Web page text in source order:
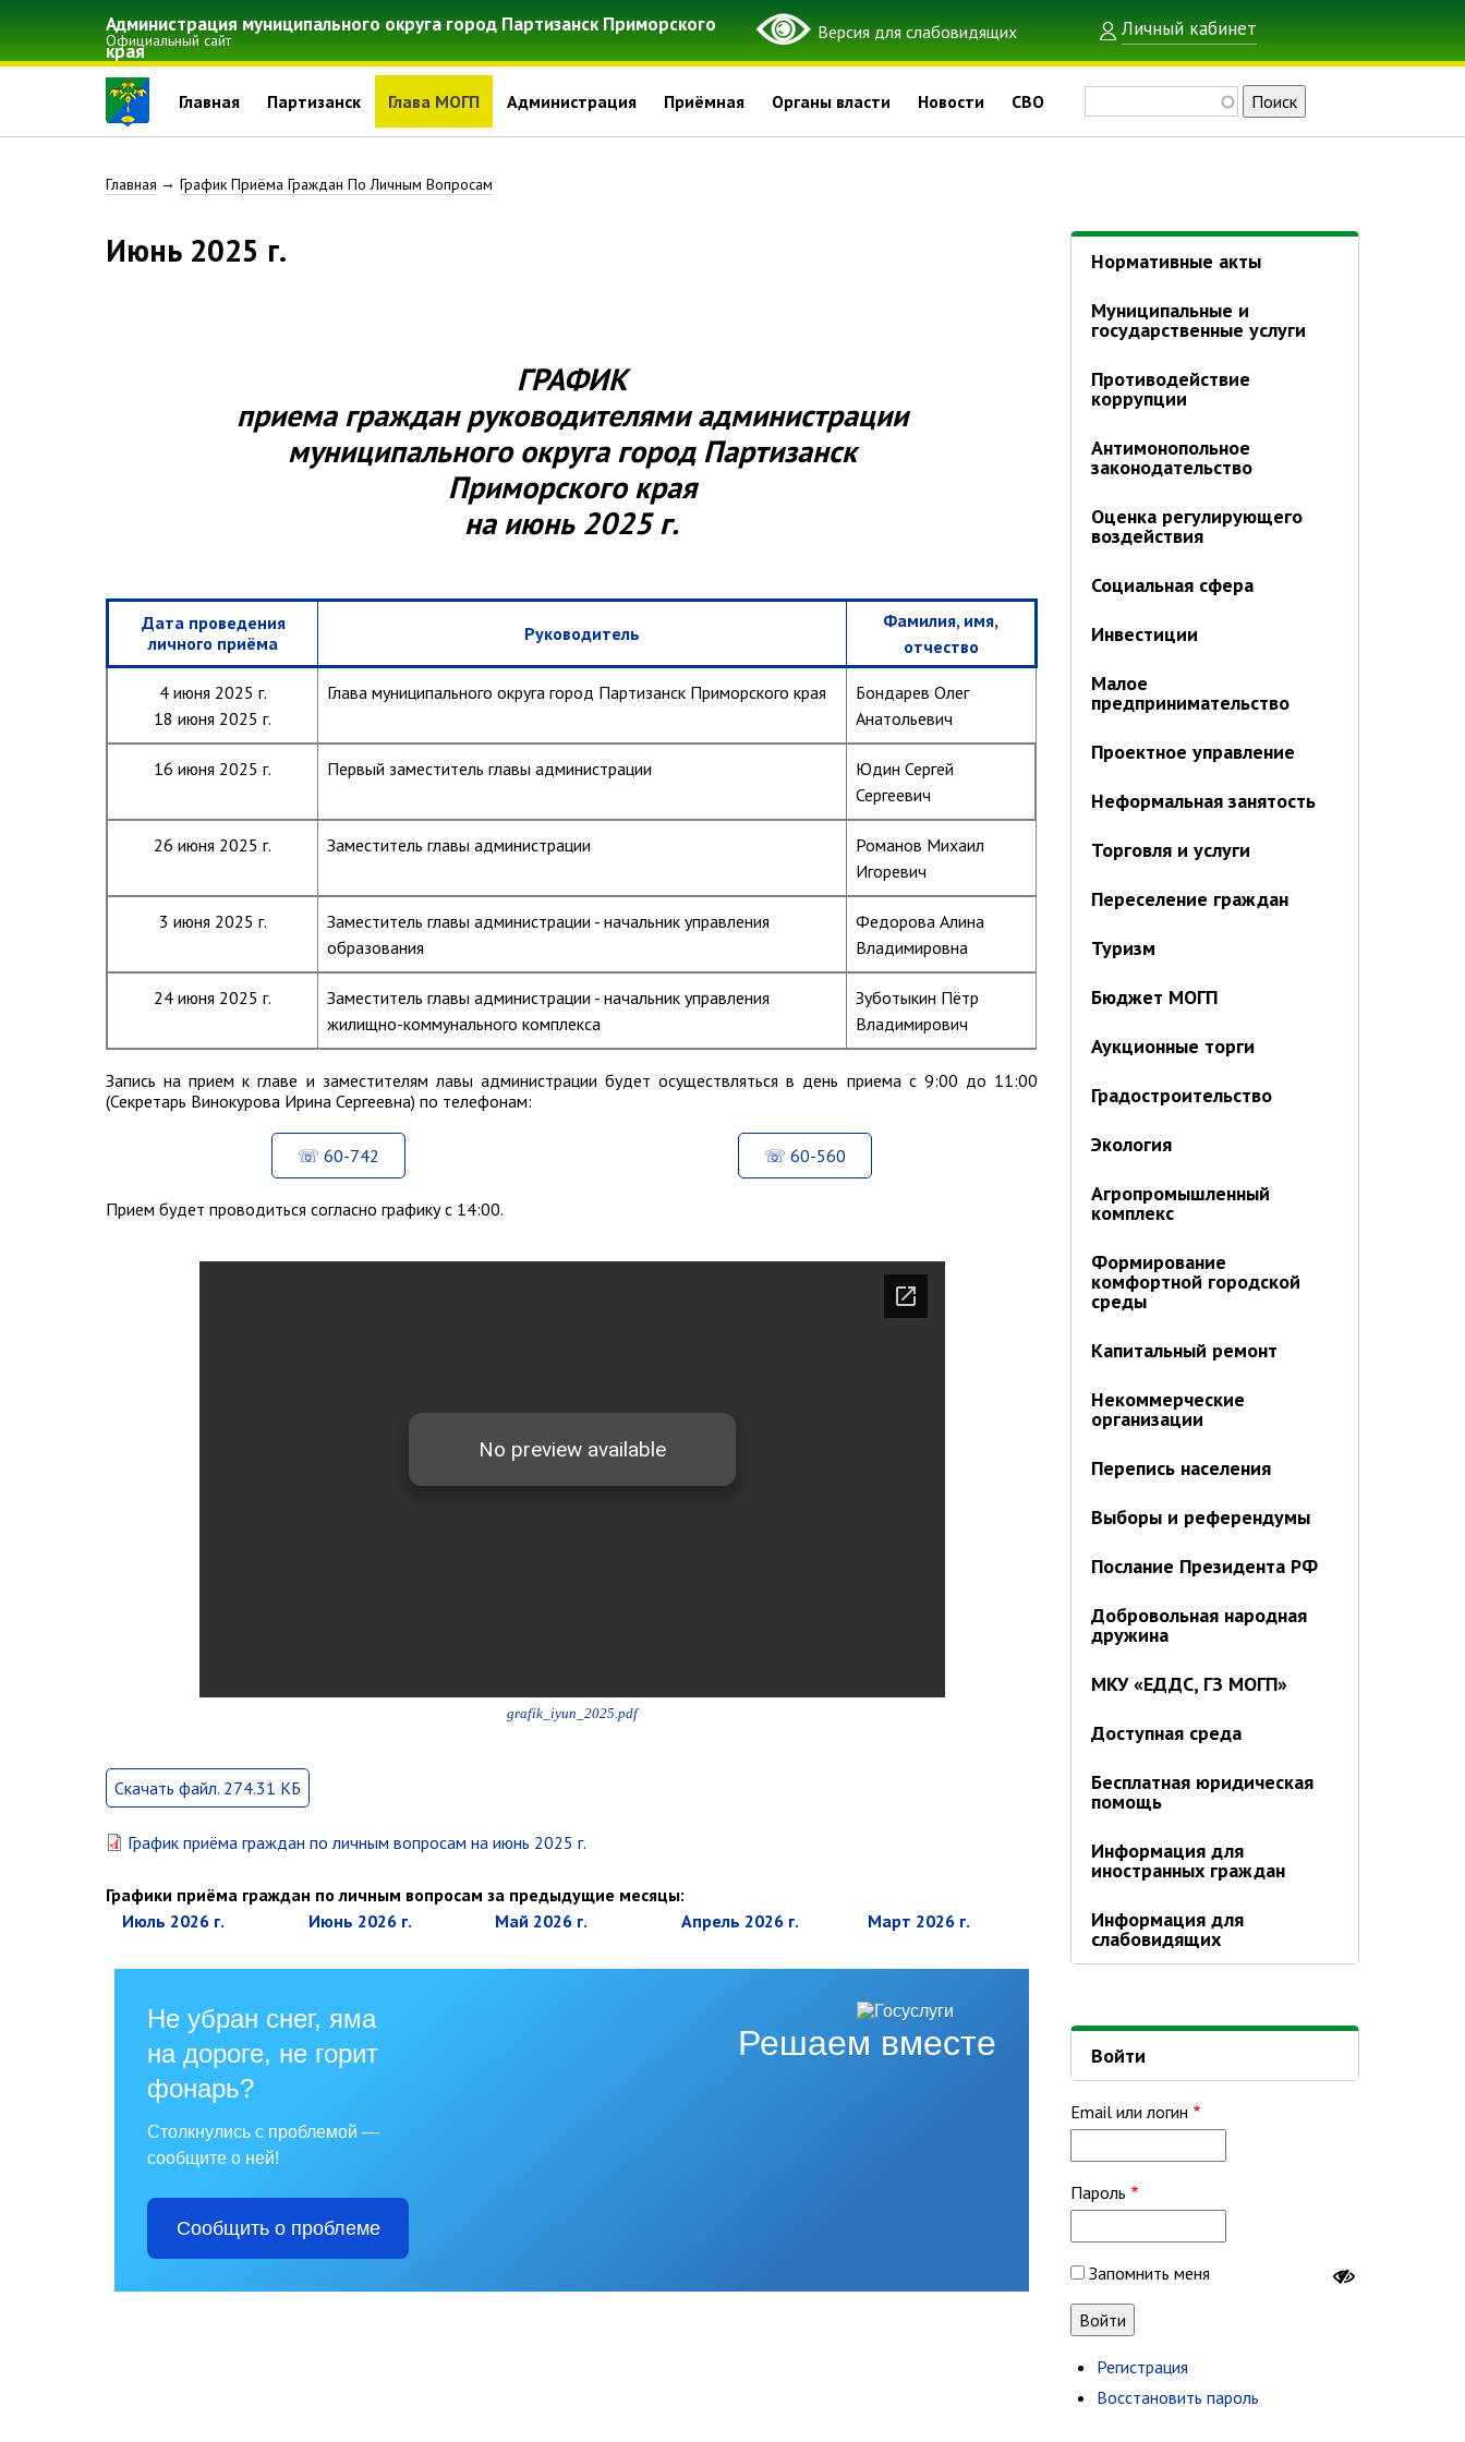
основному
Администрация муниципального округа город Партизанск Приморского
края
Официальный сайт Личный кабинет
Главная Партизанск Глава МОГП Администрация Приёмная Органы власти Новости СВО
Строка
навигации
Главная График Приёма Граждан По Личным Вопросам
июнь 2025 г.
ГРАФИК
приема граждан руководителями администрации
муниципального округа город Партизанск
Приморского края
наиюнь 2025 г.
Дата проведения
личного приёма
Руководитель
Фамилия, имя,
отчество
4 июня 2025 г.
18 июня 2025 г.
Глава муниципального округа город Партизанск Приморского края
Бондарев Олег
Анатольевич
16 июня 2025 г. Первый заместитель главы администрации
Юдин Сергей
Сергеевич
26 июня 2025 г. Заместитель главы администрации
Романов Михаил
Игоревич
3 июня 2025 г.
Заместитель главы администрации - начальник управления
образования
Федорова Алина
Владимировна
24 июня 2025 г.
Заместитель главы администрации - начальник управления
жилищно-коммунального комплекса
Зуботыкин Пётр
Владимирович
Запись на прием к главе и заместителям лавы администрации будет осуществляться в день приема с 9:00 до 11:00
(Секретарь Винокурова Ирина Сергеевна) по телефонам:
60-742 60-560
Прием будет проводиться согласно графику с 14:00.
grafik_iyun_2025.pdf
Скачать файл. 274.31 КБ
График приёма граждан по личным вопросам на июнь 2025 г.
Графики приёма граждан по личным вопросам за предыдущие месяцы:
июль 2026 г.
июнь 2026 г. май 2026 г. апрель 2026 г. март 2026 г.
Нормативные акты
Муниципальные и
государственные услуги
Противодействие
коррупции
Антимонопольное
законодательство
Оценка регулирующего
воздействия
Социальная сфера
Инвестиции
Малое
предпринимательство
Проектное управление
Неформальная занятость
Торговля и услуги
Переселение граждан
Туризм
Бюджет МОГП
Аукционные торги
Градостроительство
Экология
Агропромышленный
комплекс
Формирование
комфортной городской
среды
Капитальный ремонт
Некоммерческие
организации
Перепись населения
Выборы и референдумы
Послание Президента РФ
Добровольная народная
дружина
МКУ «ЕДДС, ГЗ МОГП»
Доступная среда
Бесплатная юридическая
помощь
Информация для
иностранных граждан
Информация для
слабовидящих
Войти
Email или логин
Пароль
Запомнить меня
Регистрация
Восстановить пароль